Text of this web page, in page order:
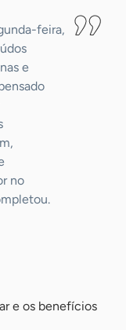
feira,
e
no
e os benefícios